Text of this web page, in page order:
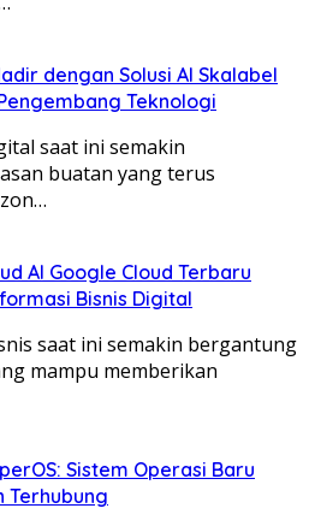
dengan Solusi AI Skalabel
Teknologi
saat ini semakin
buatan yang terus
AI Google Cloud Terbaru
Bisnis Digital
saat ini semakin bergantung
mampu memberikan
Sistem Operasi Baru
Terhubung